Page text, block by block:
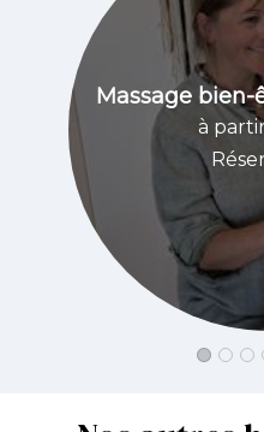
Massage bien-
à